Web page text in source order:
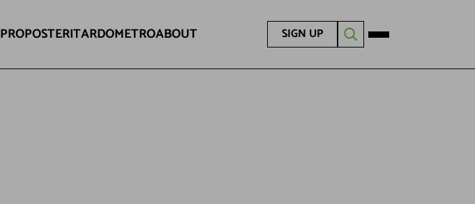
PROPOSTERITARDOMETROABOUT SIGN UP